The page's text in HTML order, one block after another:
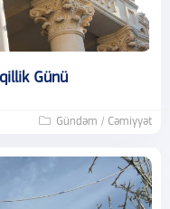
Günü
Gündəm / Cəmiyyət